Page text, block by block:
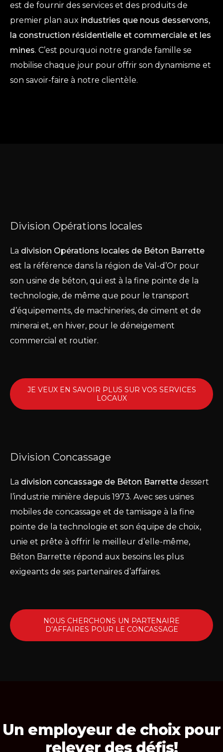
est de fournir des services et des produits de
premier plan aux industries que nous desservons,
la construction résidentielle et commerciale et les
mines. C’est pourquoi notre grande famille se
mobilise chaque jour pour offrir son dynamisme et
son savoir-faire à notre clientèle.
Division Opérations locales
La division Opérations locales de Béton Barrette
est la référence dans la région de Val-d’Or pour
son usine de béton, qui est à la fine pointe de la
technologie, de même que pour le transport
d’équipements, de machineries, de ciment et de
minerai et, en hiver, pour le déneigement
commercial et routier.
JE VEUX EN SAVOIR PLUS SUR VOS SERVICES
LOCAUX
Division Concassage
La division concassage de Béton Barrette dessert
l’industrie minière depuis 1973. Avec ses usines
mobiles de concassage et de tamisage à la fine
pointe de la technologie et son équipe de choix,
unie et prête à offrir le meilleur d’elle-même,
Béton Barrette répond aux besoins les plus
exigeants de ses partenaires d’affaires.
NOUS CHERCHONS UN PARTENAIRE
D’AFFAIRES POUR LE CONCASSAGE
Un employeur de choix pour
relever des défis!